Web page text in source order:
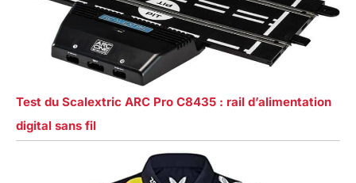
Test du Scalextric ARC Pro C8435 : rail d’alimentation
digital sans fil